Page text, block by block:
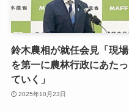
鈴木農相が就任会見「現場
を第一に農林行政にあたっ
ていく」
2025年10月23日